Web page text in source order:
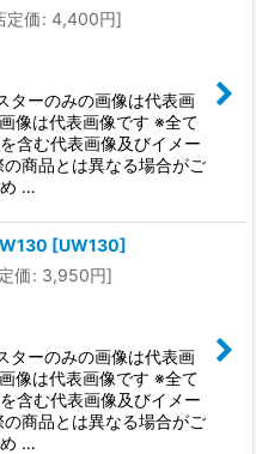
定価: 4,400円]
ターのみの画像は代表画
像は代表画像です ※全て
含む代表画像及びイメー
商品とは異なる場合がご
…
[UW130]
価: 3,950円]
ターのみの画像は代表画
像は代表画像です ※全て
含む代表画像及びイメー
商品とは異なる場合がご
…